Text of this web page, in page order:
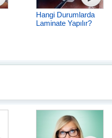
Hangi Durumlarda
Laminate Yapılır?